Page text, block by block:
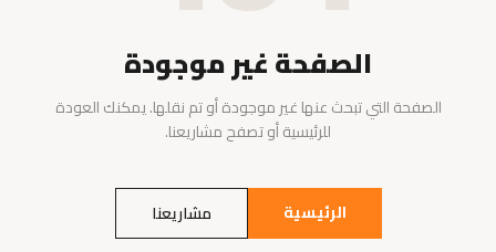
الصفحة غير موجودة
الصفحة التي تبحث عنها غير موجودة أو تم نقلها. يمكنك العودة
للرئيسية أو تصفح مشاريعنا.
الرئيسية مشاريعنا